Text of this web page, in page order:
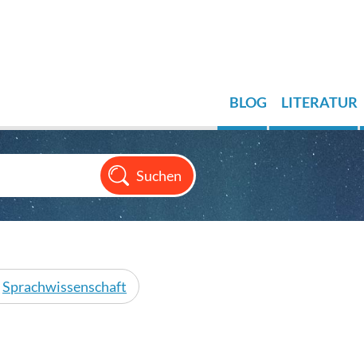
BLOG LITERATUR
Sprachwissenschaft